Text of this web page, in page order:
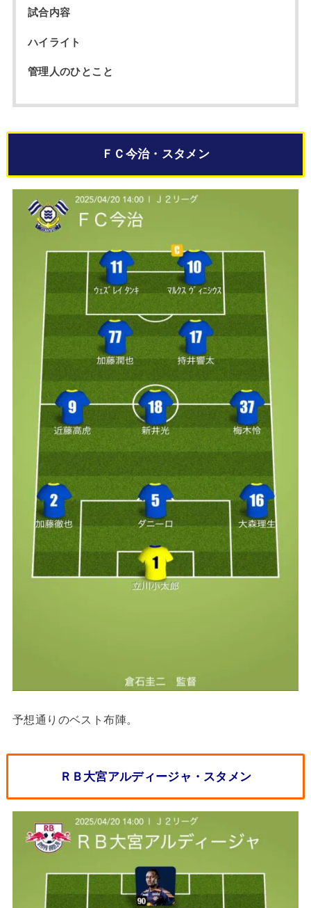
試合内容
ハイライト
管理人のひとこと
ＦＣ今治・スタメン
予想通りのベスト布陣。
ＲＢ大宮アルディージャ・スタメン